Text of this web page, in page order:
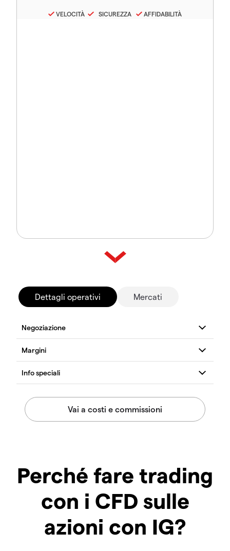
VELOCITÀ SICUREZZA AFFIDABILITÀ
Dettagli operativi Mercati
Perché fare trading
con i CFD sulle
azioni con IG?